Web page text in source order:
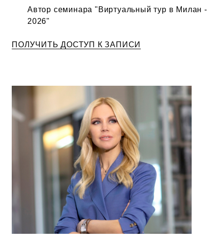
Автор семинара "Виртуальный тур в Милан -
2026"
ПОЛУЧИТЬ ДОСТУП К ЗАПИСИ